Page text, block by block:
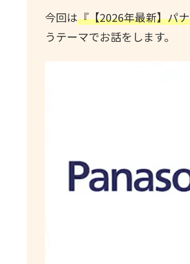
今回は『【2026年最新】パ
うテーマでお話をします。